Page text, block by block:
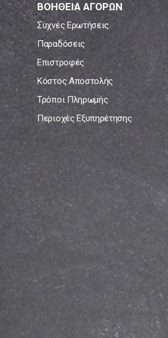
ΒΟΗΘΕΙΑ ΑΓΟΡΩΝ
Συχνές Ερωτήσεις
Παραδόσεις
Επιστροφές
Κόστος Αποστολής
Τρόποι Πληρωμής
Περιοχές Εξυπηρέτησης